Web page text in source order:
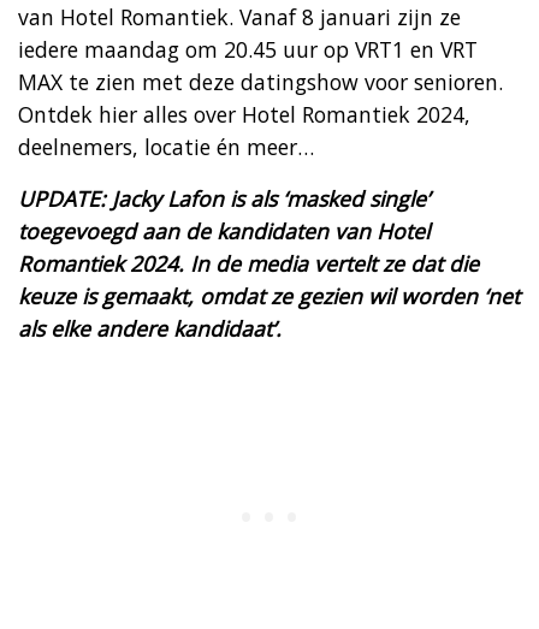
van Hotel Romantiek. Vanaf 8 januari zijn ze
iedere maandag om 20.45 uur op VRT1 en VRT
MAX te zien met deze datingshow voor senioren.
Ontdek hier alles over Hotel Romantiek 2024,
deelnemers, locatie én meer…
UPDATE: Jacky Lafon is als ‘masked single’
toegevoegd aan de kandidaten van Hotel
Romantiek 2024. In de media vertelt ze dat die
keuze is gemaakt, omdat ze gezien wil worden ‘net
als elke andere kandidaat’.